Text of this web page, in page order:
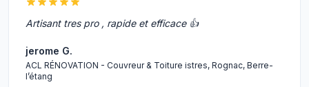
Artisant tres pro , rapide et efficace 👍
jerome G.
ACL RÉNOVATION - Couvreur & Toiture istres, Rognac, Berre-
l’étang